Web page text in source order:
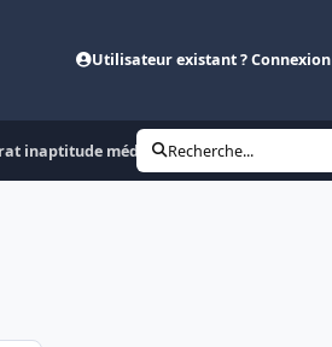
Utilisateur existant ? Connexion
inaptitude médicaleRecherche...